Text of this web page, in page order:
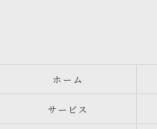
ホーム
サービス